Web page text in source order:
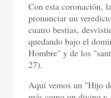
Con esta coronación,
pronunciar un
cuatro bestias,
quedando bajo el
Hombre" y de los
27).
Aquí vemos un "Hijo